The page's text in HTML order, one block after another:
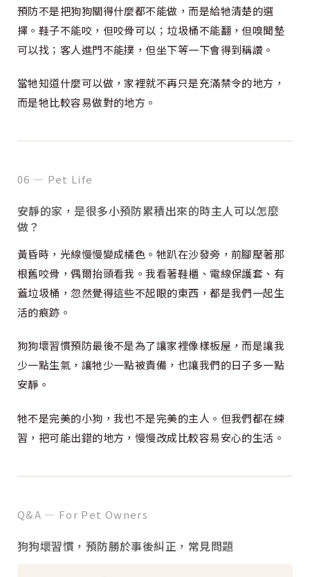
預防不是把狗狗關得什麼都不能做，而是給牠清楚的選
擇。鞋子不能咬，但咬骨可以；垃圾桶不能翻，但嗅聞墊
可以找；客人進門不能撲，但坐下等一下會得到稱讚。
當牠知道什麼可以做，家裡就不再只是充滿禁令的地方，
而是牠比較容易做對的地方。
06 — Pet Life
安靜的家，是很多小預防累積出來的時主人可以怎麼
做？
黃昏時，光線慢慢變成橘色。牠趴在沙發旁，前腳壓著那
根舊咬骨，偶爾抬頭看我。我看著鞋櫃、電線保護套、有
蓋垃圾桶，忽然覺得這些不起眼的東西，都是我們一起生
活的痕跡。
狗狗壞習慣預防最後不是為了讓家裡像樣板屋，而是讓我
少一點生氣，讓牠少一點被責備，也讓我們的日子多一點
安靜。
牠不是完美的小狗，我也不是完美的主人。但我們都在練
習，把可能出錯的地方，慢慢改成比較容易安心的生活。
Q&A — For Pet Owners
狗狗壞習慣，預防勝於事後糾正，常見問題